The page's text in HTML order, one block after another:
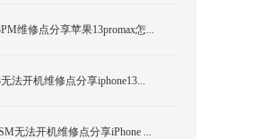
维修点分享苹果13promax怎...
法开机维修点分享iphone13...
无法开机维修点分享iPhone ...